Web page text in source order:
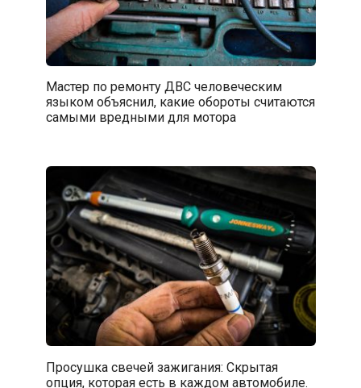
Мастер по ремонту ДВС человеческим
языком объяснил, какие обороты считаются
самыми вредными для мотора
Просушка свечей зажигания: Скрытая
опция, которая есть в каждом автомобиле.